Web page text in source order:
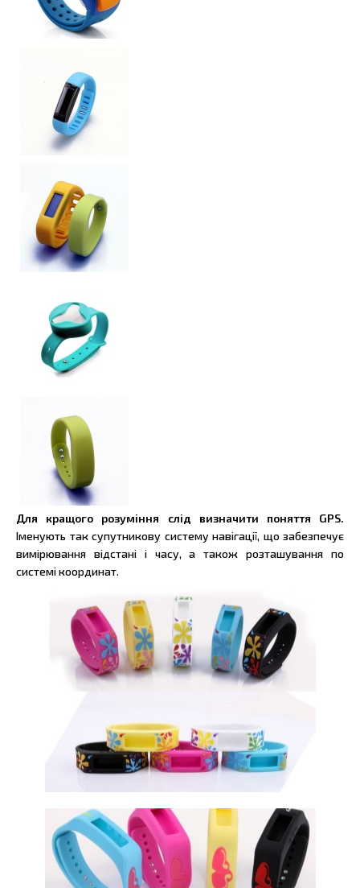
Для кращого розуміння слід визначити поняття GPS.
Іменують так супутникову систему навігації, що забезпечує
вимірювання відстані і часу, а також розташування по
системі координат.